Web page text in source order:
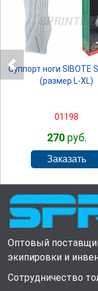
SPRINTER
Суппорт ноги SIBOTE
(размер L-XL)
01198
270руб.
Оптовый
экипировки и
Сотрудничество